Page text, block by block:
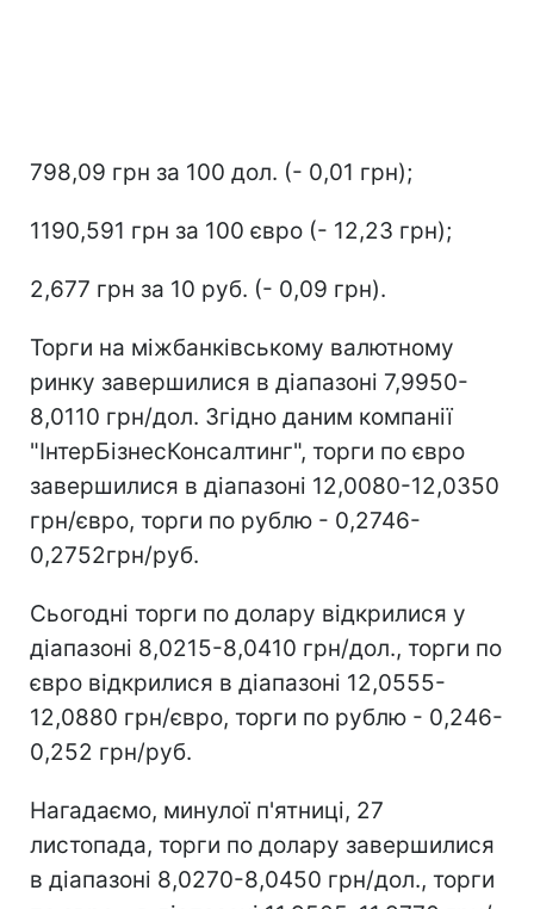
798,09 грн за 100 дол. (- 0,01 грн);
1190,591 грн за 100 євро (- 12,23 грн);
2,677 грн за 10 руб. (- 0,09 грн).
Торги на міжбанківському валютному
ринку завершилися в діапазоні 7,9950-
8,0110 грн/дол. Згідно даним компанії
"ІнтерБізнесКонсалтинг", торги по євро
завершилися в діапазоні 12,0080-12,0350
грн/євро, торги по рублю - 0,2746-
0,2752грн/руб.
Сьогодні торги по долару відкрилися у
діапазоні 8,0215-8,0410 грн/дол., торги по
євро відкрилися в діапазоні 12,0555-
12,0880 грн/євро, торги по рублю - 0,246-
0,252 грн/руб.
Нагадаємо, минулої п'ятниці, 27
листопада, торги по долару завершилися
в діапазоні 8,0270-8,0450 грн/дол., торги